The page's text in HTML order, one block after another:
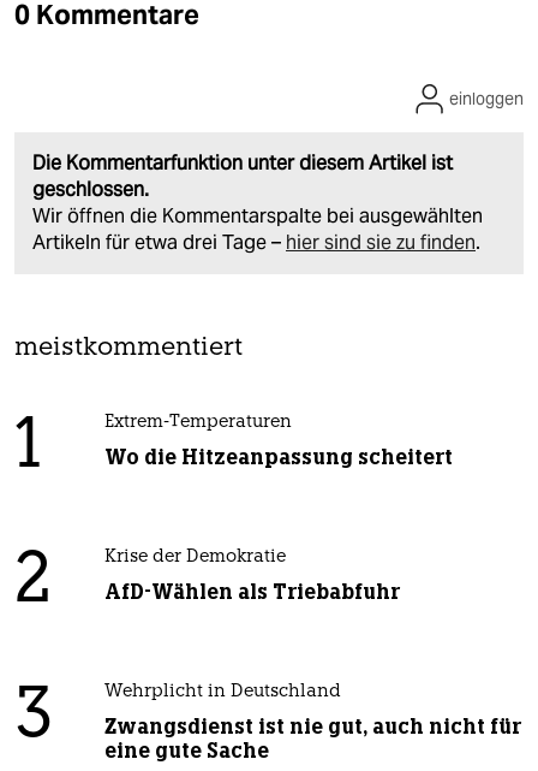
0 Kommentare
Die Kommentarfunktion unter diesem Artikel ist
geschlossen.
Wir öffnen die Kommentarspalte bei ausgewählten
Artikeln für etwa drei Tage – hier sind sie zu finden.
einloggen
meistkommentiert
1 Extrem-Temperaturen
Wo die Hitzeanpassung scheitert
2 Krise der Demokratie
AfD-Wählen als Triebabfuhr
3 Wehrplicht in Deutschland
Zwangsdienst ist nie gut, auch nicht für
eine gute Sache